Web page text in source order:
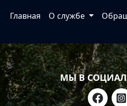
Главная О службе
МЫ В